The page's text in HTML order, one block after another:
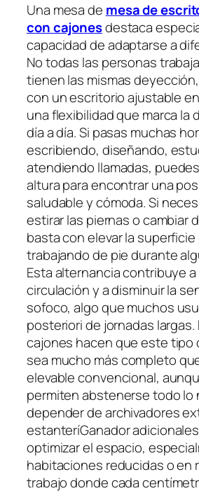
Una mesa de mesa de
con cajonesdestaca
capacidad de adaptarse a
No todas las personas
tienen las mismas
con un escritorio ajustable
una flexibilidad que marca la
día a día. Si pasas muchas
escribiendo, diseñando,
atendiendo llamadas,
altura para encontrar una
saludable y cómoda. Si
estirar las piernas o cambiar
basta con elevar la
trabajando de pie durante
Esta alternancia contribuye a
circulación y a disminuir la
sofoco, algo que muchos
posteriori de jornadas largas.
cajones hacen que este tipo
sea mucho más completo
elevable convencional,
permiten abstenerse todo lo
depender de archivadores
estanteríGanador
optimizar el espacio,
habitaciones reducidas o en
trabajo donde cada